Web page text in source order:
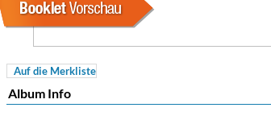
Auf die Merkliste
Album Info